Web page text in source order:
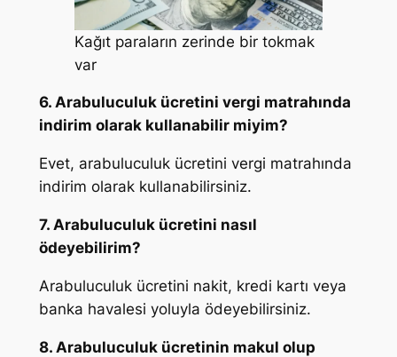
Kağıt paraların zerinde bir tokmak
var
6. Arabuluculuk ücretini vergi matrahında
indirim olarak kullanabilir miyim?
Evet, arabuluculuk ücretini vergi matrahında
indirim olarak kullanabilirsiniz.
7. Arabuluculuk ücretini nasıl
ödeyebilirim?
Arabuluculuk ücretini nakit, kredi kartı veya
banka havalesi yoluyla ödeyebilirsiniz.
8. Arabuluculuk ücretinin makul olup